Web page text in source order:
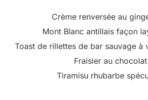
Crème renversée au
Mont Blanc antillais façon
Toast de rillettes de bar sauvage à
Fraisier au chocolat
Tiramisu rhubarbe